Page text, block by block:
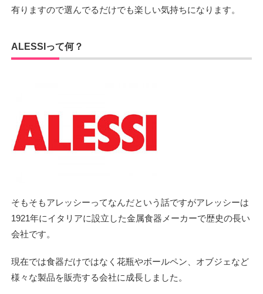
有りますので選んでるだけでも楽しい気持ちになります。
ALESSIって何？
そもそもアレッシーってなんだという話ですがアレッシーは
1921年にイタリアに設立した金属食器メーカーで歴史の長い
会社です。
現在では食器だけではなく花瓶やボールペン、オブジェなど
様々な製品を販売する会社に成長しました。